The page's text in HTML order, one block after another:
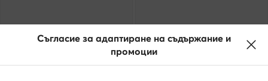
Съгласие за адаптиране на съдържание и
промоции